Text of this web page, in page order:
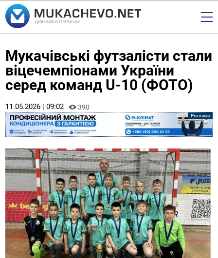
Мукачівські футзалісти стали
віцечемпіонами України
серед команд U-10 (ФОТО)
11.05.2026 | 09:02 390